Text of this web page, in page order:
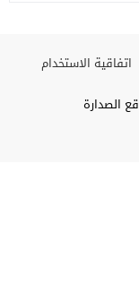
اتفاقية الاستخدام